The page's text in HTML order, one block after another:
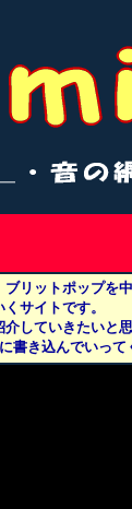
リットポップを
サイトです。
していきたいと思
書き込んでいって